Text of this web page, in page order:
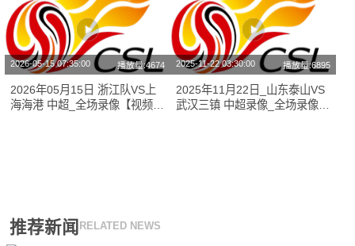
2026-05-15 07:35:00 播放量:4674
2026年05月15日 浙江队VS上
海海港 中超_全场录像【视频集
2025-11-22 03:30:00 播放量:6895
2025年11月22日_山东泰山VS
武汉三镇 中超录像_全场录像
推荐新闻 RELATED NEWS